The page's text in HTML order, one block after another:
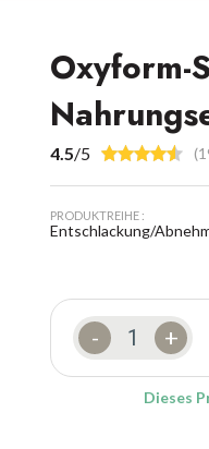
Oxyform-
4.5/5
PRODUKTREIHE :
Entschlackung/
- +
Dieses